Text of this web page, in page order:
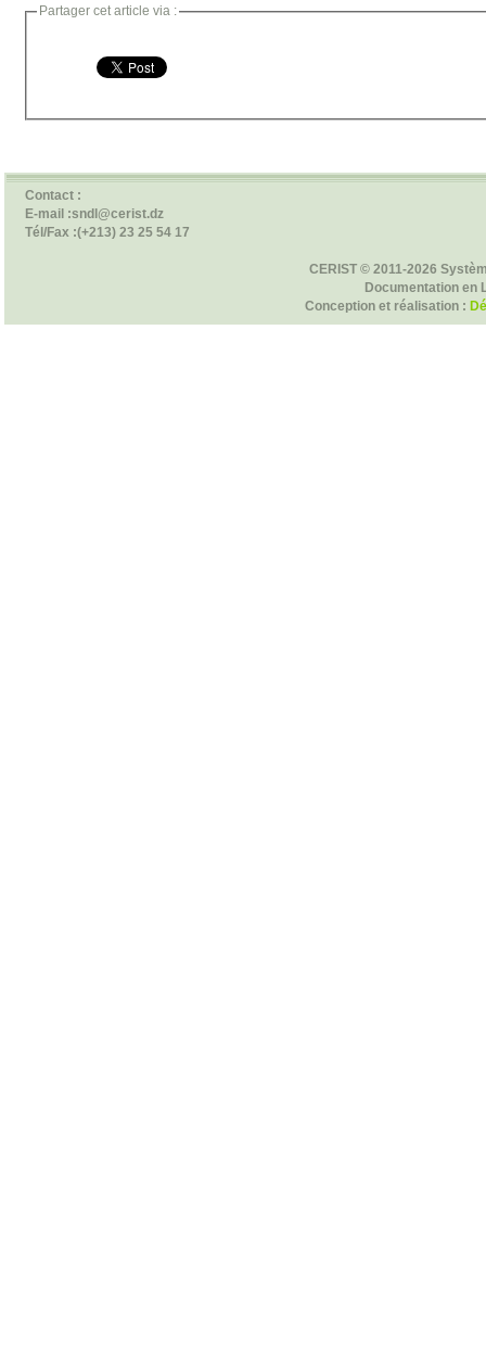
Partager cet article via :
Contact :
E-mail :sndl@cerist.dz
Tél/Fax :(+213) 23 25 54 17
CERIST © 2011-2026
Documentation en
Conception et réalisation :